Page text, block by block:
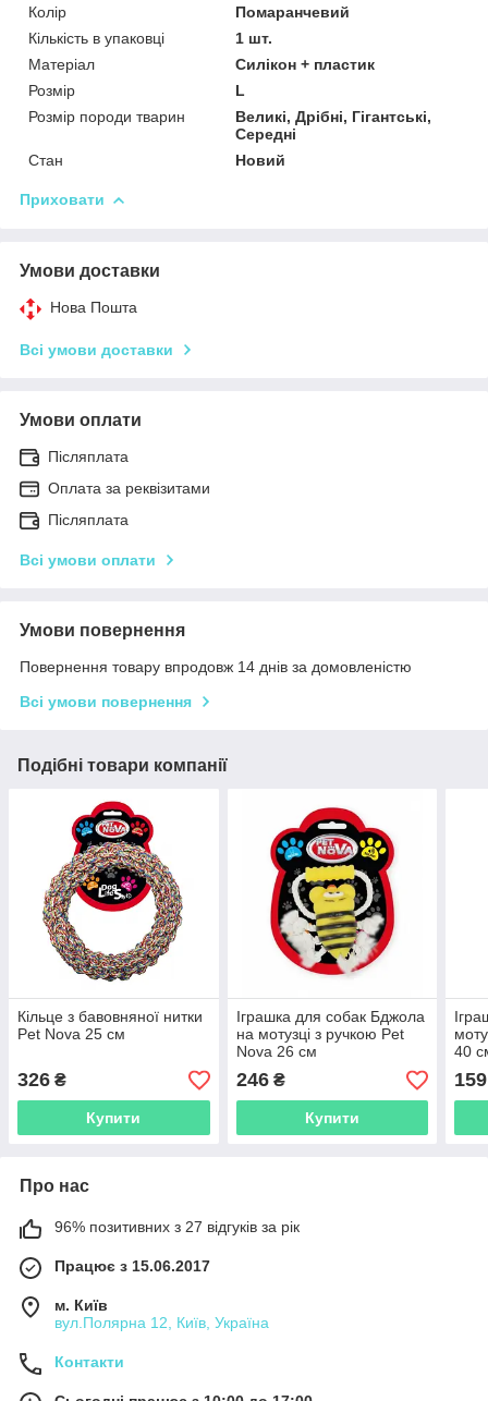
Колір
Помаранчевий
Кількість в упаковці
1 шт.
Матеріал
Силікон + пластик
Розмір
L
Розмір породи тварин
Великі, Дрібні, Гігантські,
Середні
Стан
Новий
Приховати
Умови доставки
Нова Пошта
Всі умови доставки
Умови оплати
Післяплата
Оплата за реквізитами
Післяплата
Всі умови оплати
Умови повернення
Повернення товару впродовж 14 днів за домовленістю
Всі умови повернення
Подібні товари компанії
Кільце з бавовняної нитки
Pet Nova 25 см
326 ₴
Купити
Іграшка для собак Бджола
на мотузці з ручкою Pet
Nova 26 см
246₴
Купити
40
159
Про нас
96% позитивних з 27 відгуків за рік
Працює з 15.06.2017
м. Київ
вул.Полярна 12, Київ, Україна
Контакти